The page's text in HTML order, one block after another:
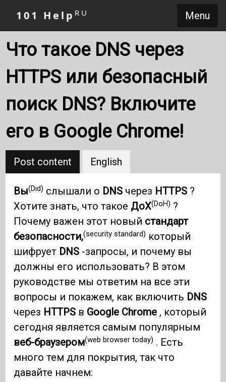
Menu
101 Help RU
Что такое DNS через
HTTPS или безопасный
поиск DNS? Включите
его в Google Chrome!
Post content English
Вы(Did) слышали о DNS через HTTPS ?
Хотите знать, что такое ДоХ(DoH) ?
Почему важен этот новый стандарт
безопасности,(security standard) который
шифрует DNS -запросы, и почему вы
должны его использовать? В этом
руководстве мы ответим на все эти
вопросы и покажем, как включить DNS
через HTTPS в Google Chrome , который
сегодня является самым популярным
веб-браузером(web browser today) . Есть
много тем для покрытия, так что
давайте начнем: